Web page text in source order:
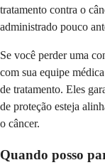
tratamento contra o
administrado pouco
Se você perder uma
com sua equipe
de tratamento. Eles
de proteção esteja
o câncer.
Quando posso